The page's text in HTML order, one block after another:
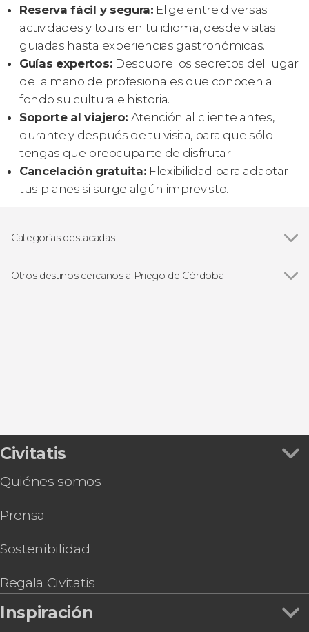
Reserva fácil y segura: Elige entre diversas
actividades y tours en tu idioma, desde visitas
guiadas hasta experiencias gastronómicas.
Guías expertos: Descubre los secretos del lugar
de la mano de profesionales que conocen a
fondo su cultura e historia.
Soporte al viajero: Atención al cliente antes,
durante y después de tu visita, para que sólo
tengas que preocuparte de disfrutar.
Cancelación gratuita: Flexibilidad para adaptar
tus planes si surge algún imprevisto.
Categorías destacadas
Otros destinos cercanos a Priego de Córdoba
Civitatis
Quiénes somos
Prensa
Sostenibilidad
Regala Civitatis
Inspiración